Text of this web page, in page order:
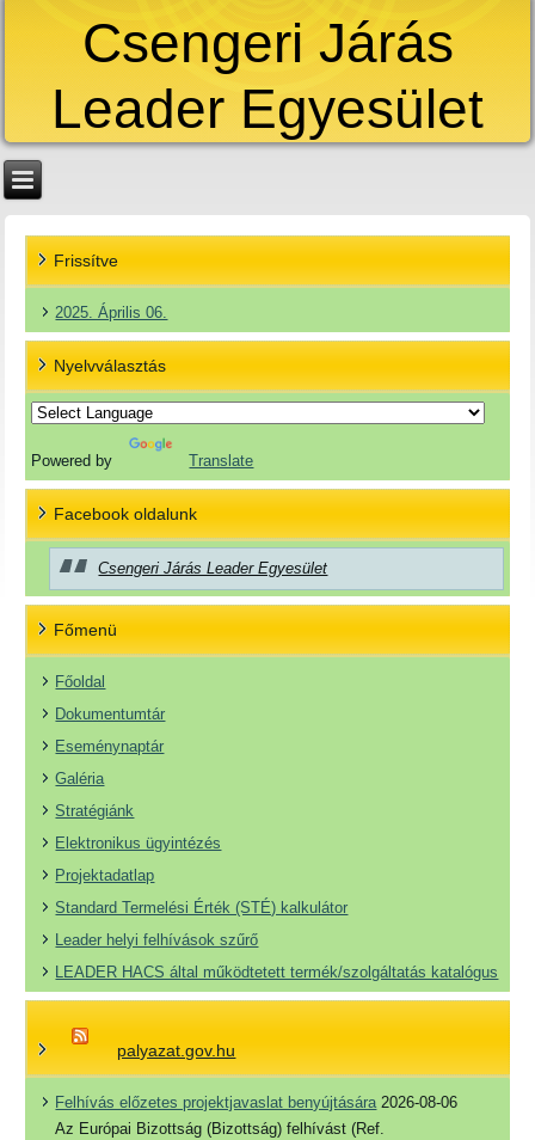
Csengeri Járás
Leader Egyesület
Frissítve
2025. Április 06.
Nyelvválasztás
Powered by Translate
Facebook oldalunk
Csengeri Járás Leader Egyesület
Főmenü
Főoldal
Dokumentumtár
Eseménynaptár
Galéria
Stratégiánk
Elektronikus ügyintézés
Projektadatlap
Standard Termelési Érték (STÉ) kalkulátor
Leader helyi felhívások szűrő
LEADER HACS által működtetett termék/szolgáltatás katalógus
palyazat.gov.hu
Felhívás előzetes projektjavaslat benyújtására 2026-08-06
Az Európai Bizottság (Bizottság) felhívást (Ref.